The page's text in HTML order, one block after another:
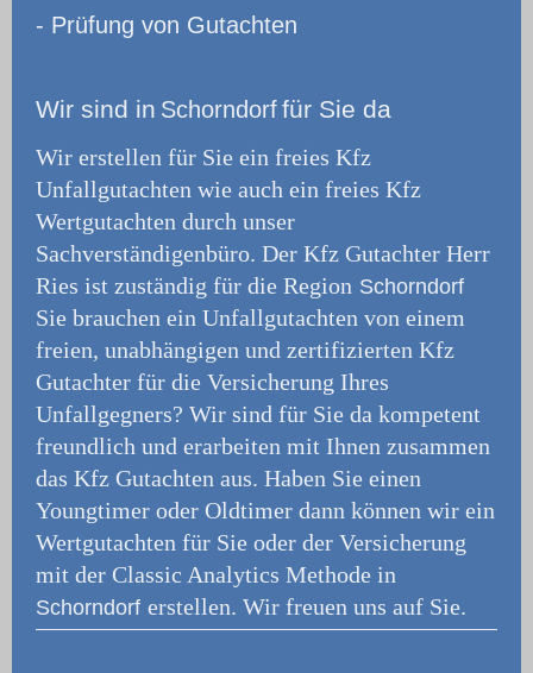
- Prüfung von Gutachten
Wir sind in Schorndorffür Sie da
Wir erstellen für Sie ein freies Kfz
Unfallgutachten wie auch ein freies Kfz
Wertgutachten durch unser
Sachverständigenbüro. Der Kfz Gutachter Herr
Ries ist zuständig für die Region Schorndorf
Sie brauchen ein Unfallgutachten von einem
freien, unabhängigen und zertifizierten Kfz
Gutachter für die Versicherung Ihres
Unfallgegners? Wir sind für Sie da kompetent
freundlich und erarbeiten mit Ihnen zusammen
das Kfz Gutachten aus. Haben Sie einen
Youngtimer oder Oldtimer dann können wir ein
Wertgutachten für Sie oder der Versicherung
mit der Classic Analytics Methode in
Schorndorf erstellen. Wir freuen uns auf Sie.